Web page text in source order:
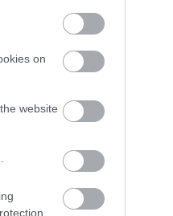
on
website
Anthony Roth
Antinous
Dvorák
Margheriti
Kleopátra
Anyám tyúkja 2
Aranytíz
Pacis
Arcadi
Arcangelo Corelli
auf Naxos